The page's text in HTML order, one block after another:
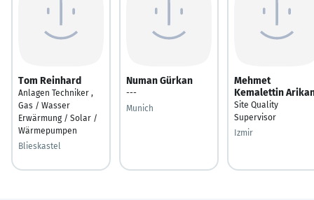
Tom Reinhard
Anlagen Techniker ,
Gas / Wasser
Erwärmung / Solar /
Wärmepumpen
Blieskastel
Numan Gürkan
---
Munich
Mehmet
Kemalettin
Site Quality
Supervisor
Izmir